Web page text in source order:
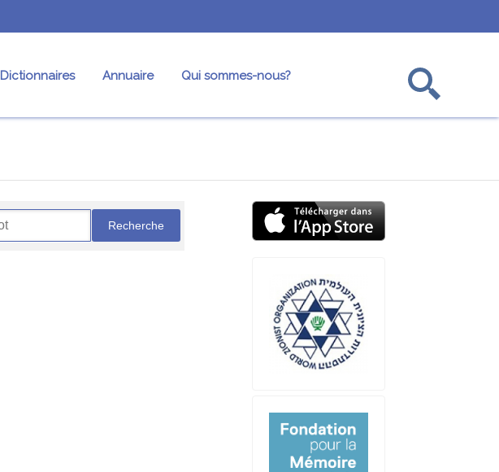
Dictionnaires Annuaire Qui sommes-nous?